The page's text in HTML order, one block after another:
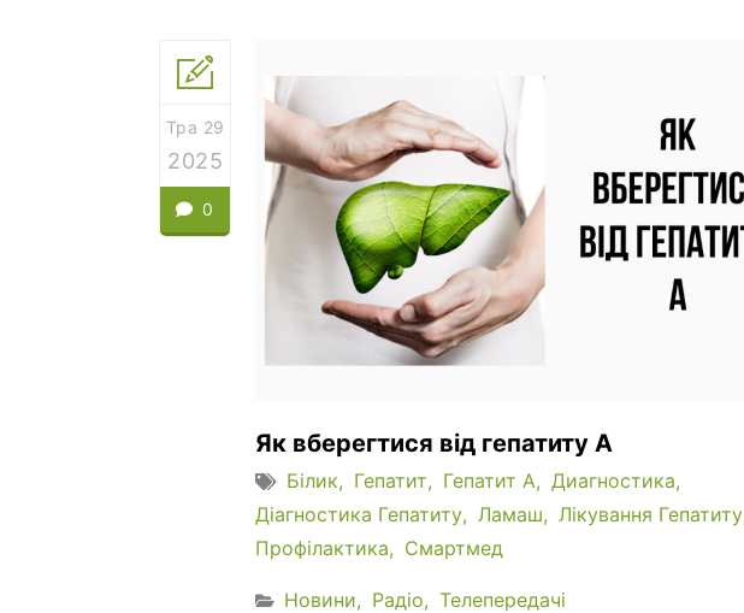
Тра 29
2025
0
Як вберегтися від гепатиту А
Білик Гепатит Гепатит А
Диагностика
Діагностика Гепатиту
Ламаш
Лікування Гепатиту
Профілактика
Смартмед
Новини Радіо Телепередачі